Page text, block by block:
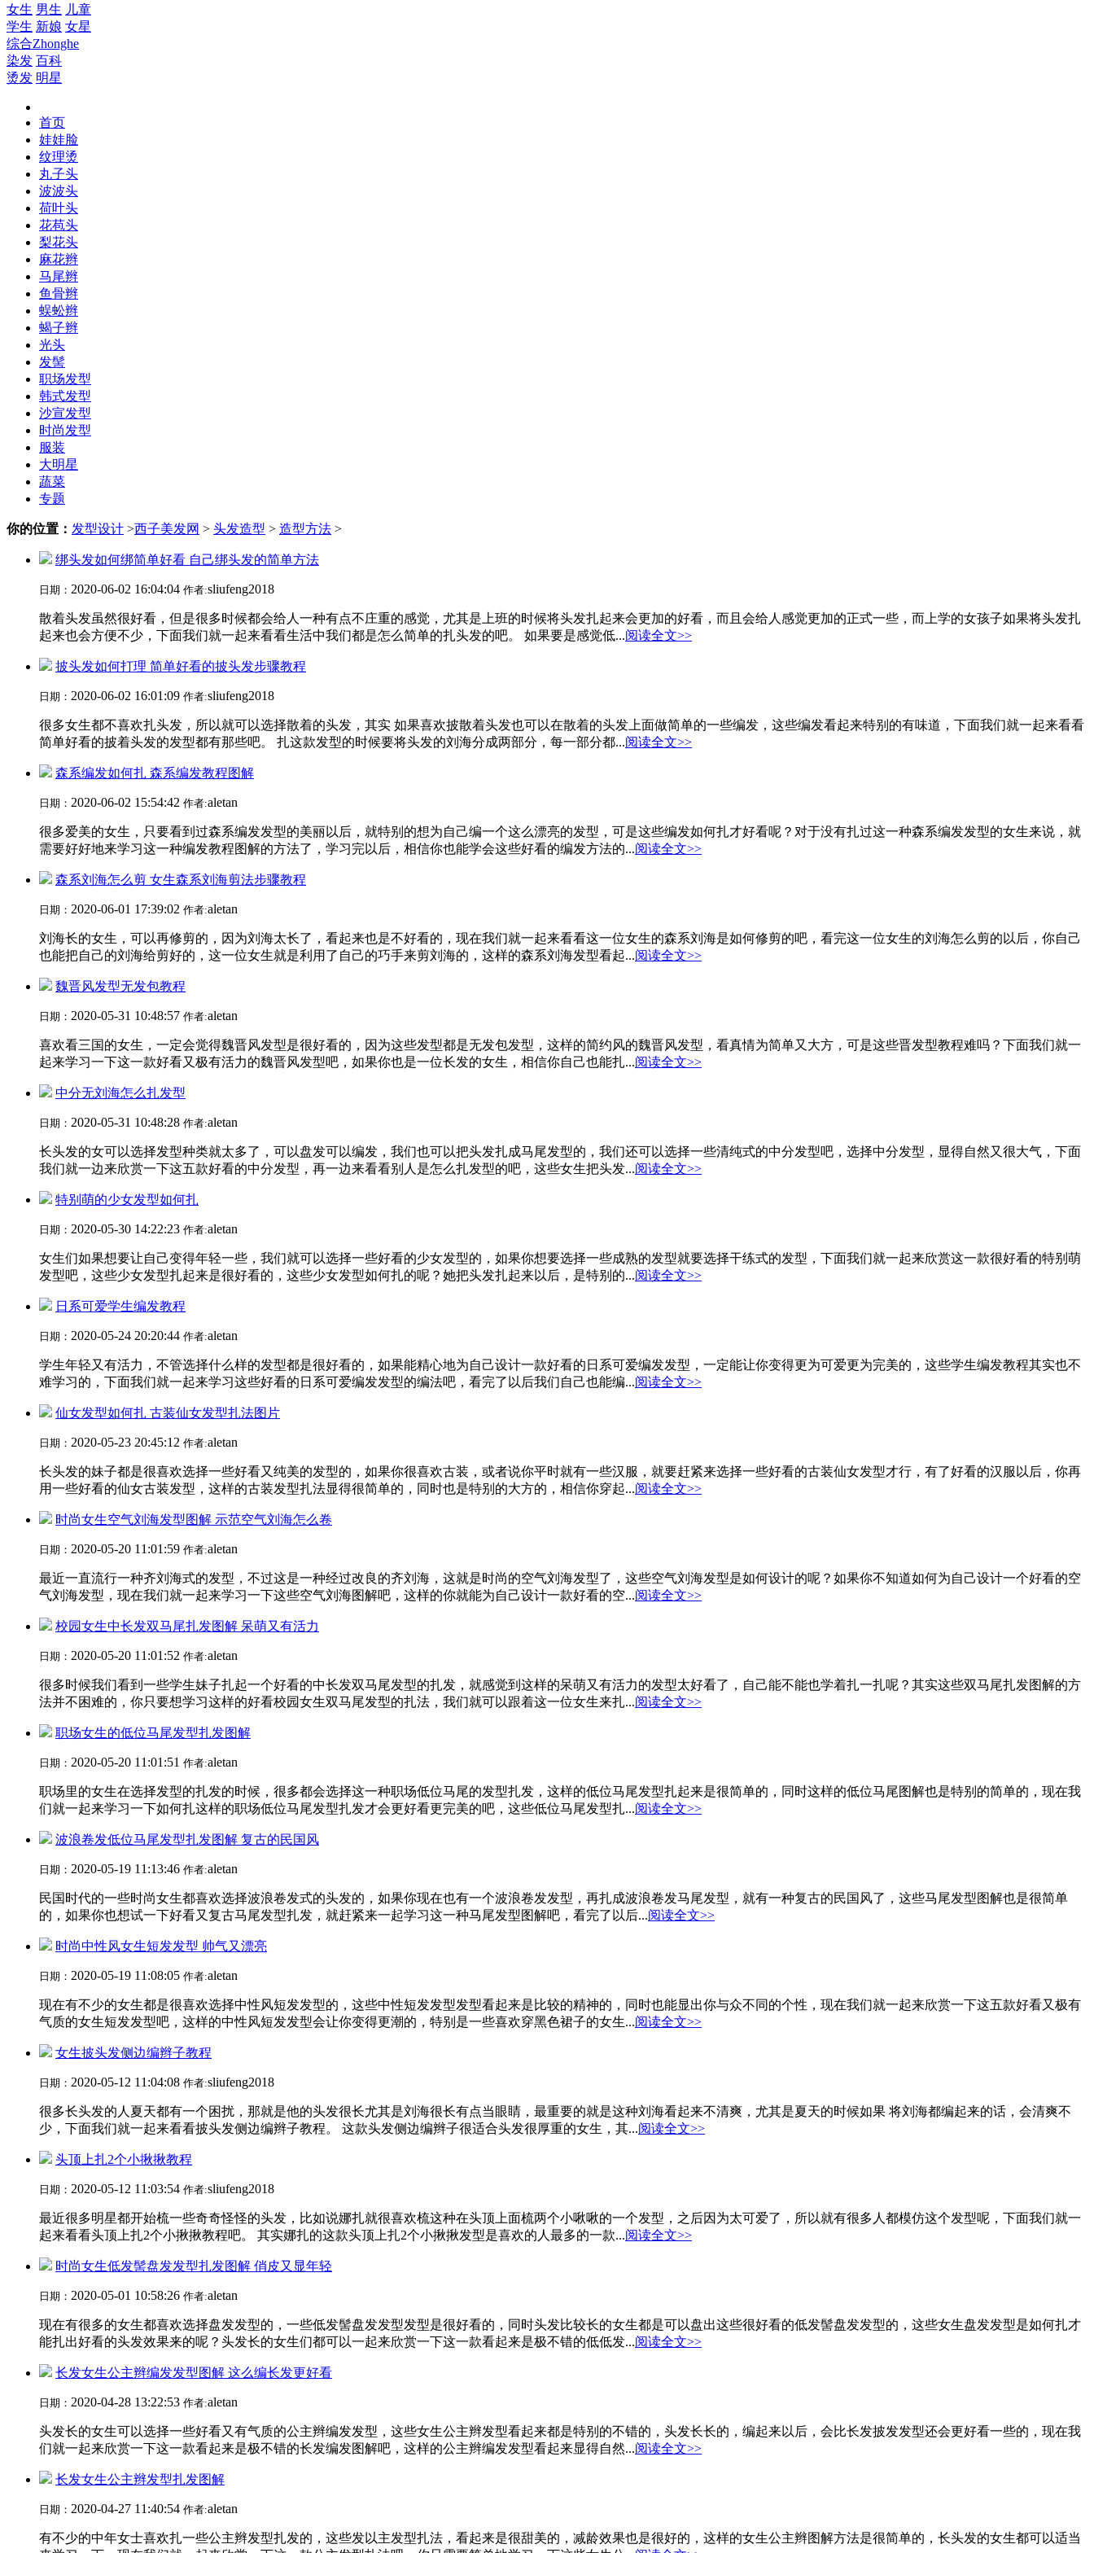
女生 男生 儿童
学生 新娘 女星
综合Zhonghe
染发 百科
烫发 明星
首页
娃娃脸
纹理烫
丸子头
波波头
荷叶头
花苞头
梨花头
麻花辫
马尾辫
鱼骨辫
蜈蚣辫
蝎子辫
光头
发髻
职场发型
韩式发型
沙宣发型
时尚发型
服装
大明星
蔬菜
专题
你的位置： 发型设计 >西子美发网 > 头发造型 > 造型方法 >
绑头发如何绑简单好看 自己绑头发的简单方法
日期： 2020-06-02 16:04:04 作者:sliufeng2018
散着头发虽然很好看，但是很多时候都会给人一种有点不庄重的感觉，尤其是上班的时候将头发扎起来会更加的好看，而且会给人感觉更加的正式一些，而上学的女孩子如果将头发扎
起来也会方便不少，下面我们就一起来看看生活中我们都是怎么简单的扎头发的吧。 如果要是感觉低...阅读全文>>
披头发如何打理 简单好看的披头发步骤教程
日期： 2020-06-02 16:01:09 作者:sliufeng2018
很多女生都不喜欢扎头发，所以就可以选择散着的头发，其实 如果喜欢披散着头发也可以在散着的头发上面做简单的一些编发，这些编发看起来特别的有味道，下面我们就一起来看看
简单好看的披着头发的发型都有那些吧。 扎这款发型的时候要将头发的刘海分成两部分，每一部分都...阅读全文>>
森系编发如何扎 森系编发教程图解
日期： 2020-06-02 15:54:42 作者:aletan
很多爱美的女生，只要看到过森系编发发型的美丽以后，就特别的想为自己编一个这么漂亮的发型，可是这些编发如何扎才好看呢？对于没有扎过这一种森系编发发型的女生来说，就
需要好好地来学习这一种编发教程图解的方法了，学习完以后，相信你也能学会这些好看的编发方法的...阅读全文>>
森系刘海怎么剪 女生森系刘海剪法步骤教程
日期： 2020-06-01 17:39:02 作者:aletan
刘海长的女生，可以再修剪的，因为刘海太长了，看起来也是不好看的，现在我们就一起来看看这一位女生的森系刘海是如何修剪的吧，看完这一位女生的刘海怎么剪的以后，你自己
也能把自己的刘海给剪好的，这一位女生就是利用了自己的巧手来剪刘海的，这样的森系刘海发型看起...阅读全文>>
魏晋风发型无发包教程
日期： 2020-05-31 10:48:57 作者:aletan
喜欢看三国的女生，一定会觉得魏晋风发型是很好看的，因为这些发型都是无发包发型，这样的简约风的魏晋风发型，看真情为简单又大方，可是这些晋发型教程难吗？下面我们就一
起来学习一下这一款好看又极有活力的魏晋风发型吧，如果你也是一位长发的女生，相信你自己也能扎...阅读全文>>
中分无刘海怎么扎发型
日期： 2020-05-31 10:48:28 作者:aletan
长头发的女可以选择发型种类就太多了，可以盘发可以编发，我们也可以把头发扎成马尾发型的，我们还可以选择一些清纯式的中分发型吧，选择中分发型，显得自然又很大气，下面
我们就一边来欣赏一下这五款好看的中分发型，再一边来看看别人是怎么扎发型的吧，这些女生把头发...阅读全文>>
特别萌的少女发型如何扎
日期： 2020-05-30 14:22:23 作者:aletan
女生们如果想要让自己变得年轻一些，我们就可以选择一些好看的少女发型的，如果你想要选择一些成熟的发型就要选择干练式的发型，下面我们就一起来欣赏这一款很好看的特别萌
发型吧，这些少女发型扎起来是很好看的，这些少女发型如何扎的呢？她把头发扎起来以后，是特别的...阅读全文>>
日系可爱学生编发教程
日期： 2020-05-24 20:20:44 作者:aletan
学生年轻又有活力，不管选择什么样的发型都是很好看的，如果能精心地为自己设计一款好看的日系可爱编发发型，一定能让你变得更为可爱更为完美的，这些学生编发教程其实也不
难学习的，下面我们就一起来学习这些好看的日系可爱编发发型的编法吧，看完了以后我们自己也能编...阅读全文>>
仙女发型如何扎 古装仙女发型扎法图片
日期： 2020-05-23 20:45:12 作者:aletan
长头发的妹子都是很喜欢选择一些好看又纯美的发型的，如果你很喜欢古装，或者说你平时就有一些汉服，就要赶紧来选择一些好看的古装仙女发型才行，有了好看的汉服以后，你再
用一些好看的仙女古装发型，这样的古装发型扎法显得很简单的，同时也是特别的大方的，相信你穿起...阅读全文>>
时尚女生空气刘海发型图解 示范空气刘海怎么卷
日期： 2020-05-20 11:01:59 作者:aletan
最近一直流行一种齐刘海式的发型，不过这是一种经过改良的齐刘海，这就是时尚的空气刘海发型了，这些空气刘海发型是如何设计的呢？如果你不知道如何为自己设计一个好看的空
气刘海发型，现在我们就一起来学习一下这些空气刘海图解吧，这样的你就能为自己设计一款好看的空...阅读全文>>
校园女生中长发双马尾扎发图解 呆萌又有活力
日期： 2020-05-20 11:01:52 作者:aletan
很多时候我们看到一些学生妹子扎起一个好看的中长发双马尾发型的扎发，就感觉到这样的呆萌又有活力的发型太好看了，自己能不能也学着扎一扎呢？其实这些双马尾扎发图解的方
法并不困难的，你只要想学习这样的好看校园女生双马尾发型的扎法，我们就可以跟着这一位女生来扎...阅读全文>>
职场女生的低位马尾发型扎发图解
日期： 2020-05-20 11:01:51 作者:aletan
职场里的女生在选择发型的扎发的时候，很多都会选择这一种职场低位马尾的发型扎发，这样的低位马尾发型扎起来是很简单的，同时这样的低位马尾图解也是特别的简单的，现在我
们就一起来学习一下如何扎这样的职场低位马尾发型扎发才会更好看更完美的吧，这些低位马尾发型扎...阅读全文>>
波浪卷发低位马尾发型扎发图解 复古的民国风
日期： 2020-05-19 11:13:46 作者:aletan
民国时代的一些时尚女生都喜欢选择波浪卷发式的头发的，如果你现在也有一个波浪卷发发型，再扎成波浪卷发马尾发型，就有一种复古的民国风了，这些马尾发型图解也是很简单
的，如果你也想试一下好看又复古马尾发型扎发，就赶紧来一起学习这一种马尾发型图解吧，看完了以后...阅读全文>>
时尚中性风女生短发发型 帅气又漂亮
日期： 2020-05-19 11:08:05 作者:aletan
现在有不少的女生都是很喜欢选择中性风短发发型的，这些中性短发发型发型看起来是比较的精神的，同时也能显出你与众不同的个性，现在我们就一起来欣赏一下这五款好看又极有
气质的女生短发发型吧，这样的中性风短发发型会让你变得更潮的，特别是一些喜欢穿黑色裙子的女生...阅读全文>>
女生披头发侧边编辫子教程
日期： 2020-05-12 11:04:08 作者:sliufeng2018
很多长头发的人夏天都有一个困扰，那就是他的头发很长尤其是刘海很长有点当眼睛，最重要的就是这种刘海看起来不清爽，尤其是夏天的时候如果 将刘海都编起来的话，会清爽不
少，下面我们就一起来看看披头发侧边编辫子教程。 这款头发侧边编辫子很适合头发很厚重的女生，其...阅读全文>>
头顶上扎2个小揪揪教程
日期： 2020-05-12 11:03:54 作者:sliufeng2018
最近很多明星都开始梳一些奇奇怪怪的头发，比如说娜扎就很喜欢梳这种在头顶上面梳两个小啾啾的一个发型，之后因为太可爱了，所以就有很多人都模仿这个发型呢，下面我们就一
起来看看头顶上扎2个小揪揪教程吧。 其实娜扎的这款头顶上扎2个小揪揪发型是喜欢的人最多的一款...阅读全文>>
时尚女生低发髻盘发发型扎发图解 俏皮又显年轻
日期： 2020-05-01 10:58:26 作者:aletan
现在有很多的女生都喜欢选择盘发发型的，一些低发髻盘发发型发型是很好看的，同时头发比较长的女生都是可以盘出这些很好看的低发髻盘发发型的，这些女生盘发发型是如何扎才
能扎出好看的头发效果来的呢？头发长的女生们都可以一起来欣赏一下这一款看起来是极不错的低低发...阅读全文>>
长发女生公主辫编发发型图解 这么编长发更好看
日期： 2020-04-28 13:22:53 作者:aletan
头发长的女生可以选择一些好看又有气质的公主辫编发发型，这些女生公主辫发型看起来都是特别的不错的，头发长长的，编起来以后，会比长发披发发型还会更好看一些的，现在我
们就一起来欣赏一下这一款看起来是极不错的长发编发图解吧，这样的公主辫编发发型看起来显得自然...阅读全文>>
长发女生公主辫发型扎发图解
日期： 2020-04-27 11:40:54 作者:aletan
有不少的中年女士喜欢扎一些公主辫发型扎发的，这些发以主发型扎法，看起来是很甜美的，减龄效果也是很好的，这样的女生公主辫图解方法是很简单的，长头发的女生都可以适当